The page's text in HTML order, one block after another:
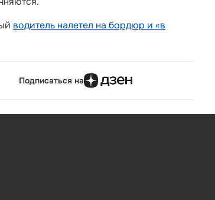
водитель налетел на бордюр и «в
Подписаться на